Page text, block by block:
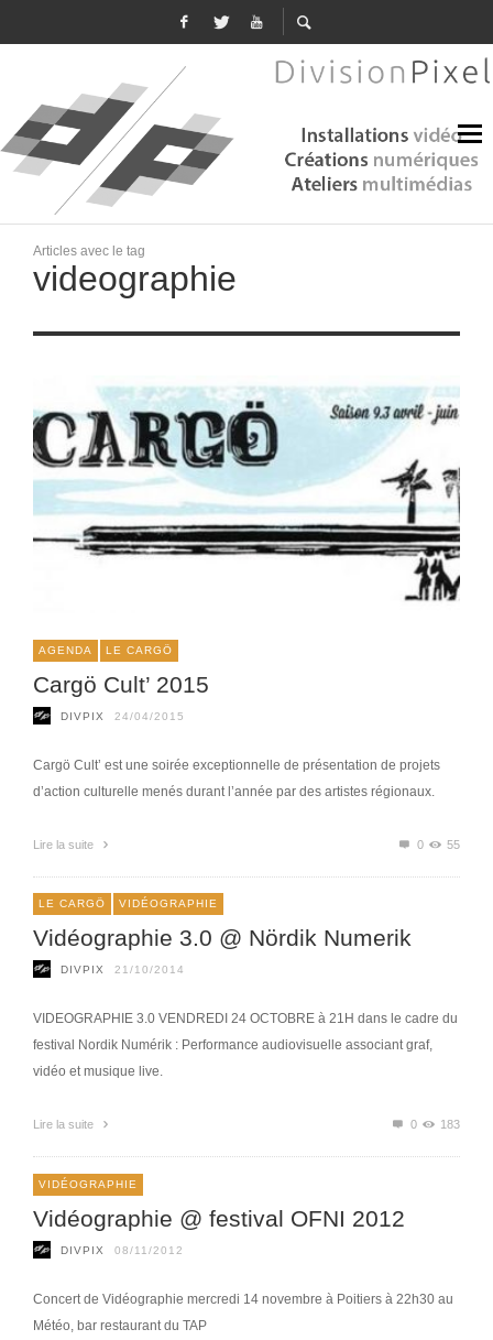
Articles avec le tag
videographie
AGENDA LE CARGÖ
Cargö Cult’ 2015
DIVPIX 24/04/2015
Cargö Cult’ est une soirée exceptionnelle de présentation de projets
d’action culturelle menés durant l’année par des artistes régionaux.
Lire la suite 0 55
LE CARGÖ VIDÉOGRAPHIE
Vidéographie 3.0 @ Nördik Numerik
DIVPIX 21/10/2014
VIDEOGRAPHIE 3.0 VENDREDI 24 OCTOBRE à 21H dans le cadre du
festival Nordik Numérik : Performance audiovisuelle associant graf,
vidéo et musique live.
Lire la suite 0 183
VIDÉOGRAPHIE
Vidéographie @ festival OFNI 2012
DIVPIX 08/11/2012
Concert de Vidéographie mercredi 14 novembre à Poitiers à 22h30 au
Météo, bar restaurant du TAP